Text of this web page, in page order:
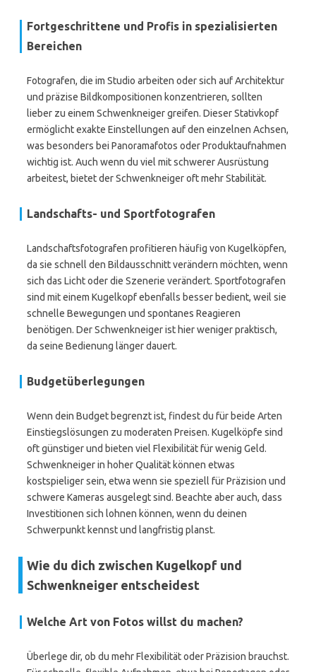
Fortgeschrittene und Profis in spezialisierten
Bereichen
Fotografen, die im Studio arbeiten oder sich auf Architektur
und präzise Bildkompositionen konzentrieren, sollten
lieber zu einem Schwenkneiger greifen. Dieser Stativkopf
ermöglicht exakte Einstellungen auf den einzelnen Achsen,
was besonders bei Panoramafotos oder Produktaufnahmen
wichtig ist. Auch wenn du viel mit schwerer Ausrüstung
arbeitest, bietet der Schwenkneiger oft mehr Stabilität.
Landschafts- und Sportfotografen
Landschaftsfotografen profitieren häufig von Kugelköpfen,
da sie schnell den Bildausschnitt verändern möchten, wenn
sich das Licht oder die Szenerie verändert. Sportfotografen
sind mit einem Kugelkopf ebenfalls besser bedient, weil sie
schnelle Bewegungen und spontanes Reagieren
benötigen. Der Schwenkneiger ist hier weniger praktisch,
da seine Bedienung länger dauert.
Budgetüberlegungen
Wenn dein Budget begrenzt ist, findest du für beide Arten
Einstiegslösungen zu moderaten Preisen. Kugelköpfe sind
oft günstiger und bieten viel Flexibilität für wenig Geld.
Schwenkneiger in hoher Qualität können etwas
kostspieliger sein, etwa wenn sie speziell für Präzision und
schwere Kameras ausgelegt sind. Beachte aber auch, dass
Investitionen sich lohnen können, wenn du deinen
Schwerpunkt kennst und langfristig planst.
Wie du dich zwischen Kugelkopf und
Schwenkneiger entscheidest
Welche Art von Fotos willst du machen?
Überlege dir, ob du mehr Flexibilität oder Präzision brauchst.